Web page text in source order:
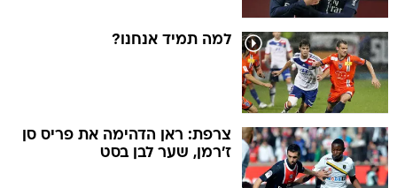
למה תמיד אנחנו?
צרפת: ראן הדהימה את פריס סן
ז'רמן, שער לבן בסט